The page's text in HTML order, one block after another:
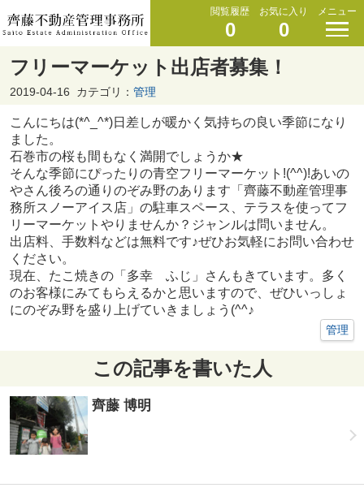
閲覧履歴
0
お気に入り
0
メニュー
フリーマーケット出店者募集！
2019-04-16 カテゴリ： 管理
こんにちは(*^_^*)日差しが暖かく気持ちの良い季節になり
ました。
石巻市の桜も間もなく満開でしょうか★
そんな季節にぴったりの青空フリーマーケット!(^^)!あいの
やさん後ろの通りのぞみ野のあります「齊藤不動産管理事
務所スノーアイス店」の駐車スペース、テラスを使ってフ
リーマーケットやりませんか？ジャンルは問いません。
出店料、手数料などは無料です♪ぜひお気軽にお問い合わせ
ください。
現在、たこ焼きの「多幸 ふじ」さんもきています。多く
のお客様にみてもらえるかと思いますので、ぜひいっしょ
にのぞみ野を盛り上げていきましょう(^^♪
管理
この記事を書いた人
齊藤 博明